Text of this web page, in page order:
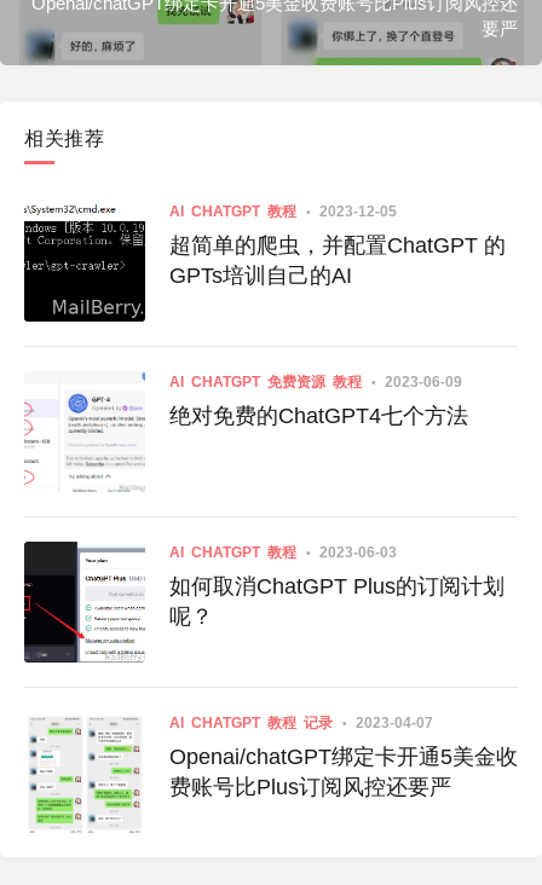
要严
相关推荐
AI CHATGPT 教程 2023-12-05
超简单的爬虫，并配置ChatGPT 的
GPTs培训自己的AI
AI CHATGPT 免费资源 教程 2023-06-09
绝对免费的ChatGPT4七个方法
AI CHATGPT 教程 2023-06-03
如何取消ChatGPT Plus的订阅计划
呢？
AI CHATGPT 教程 记录 2023-04-07
Openai/chatGPT绑定卡开通5美金收
费账号比Plus订阅风控还要严